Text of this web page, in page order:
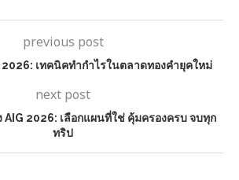
previous post
เทคนิคทำกำไรในตลาดทองคำยุคใหม่
next post
AIG 2026: เลือกแผนที่ใช่ คุ้มครองครบ จบทุก
ทริป